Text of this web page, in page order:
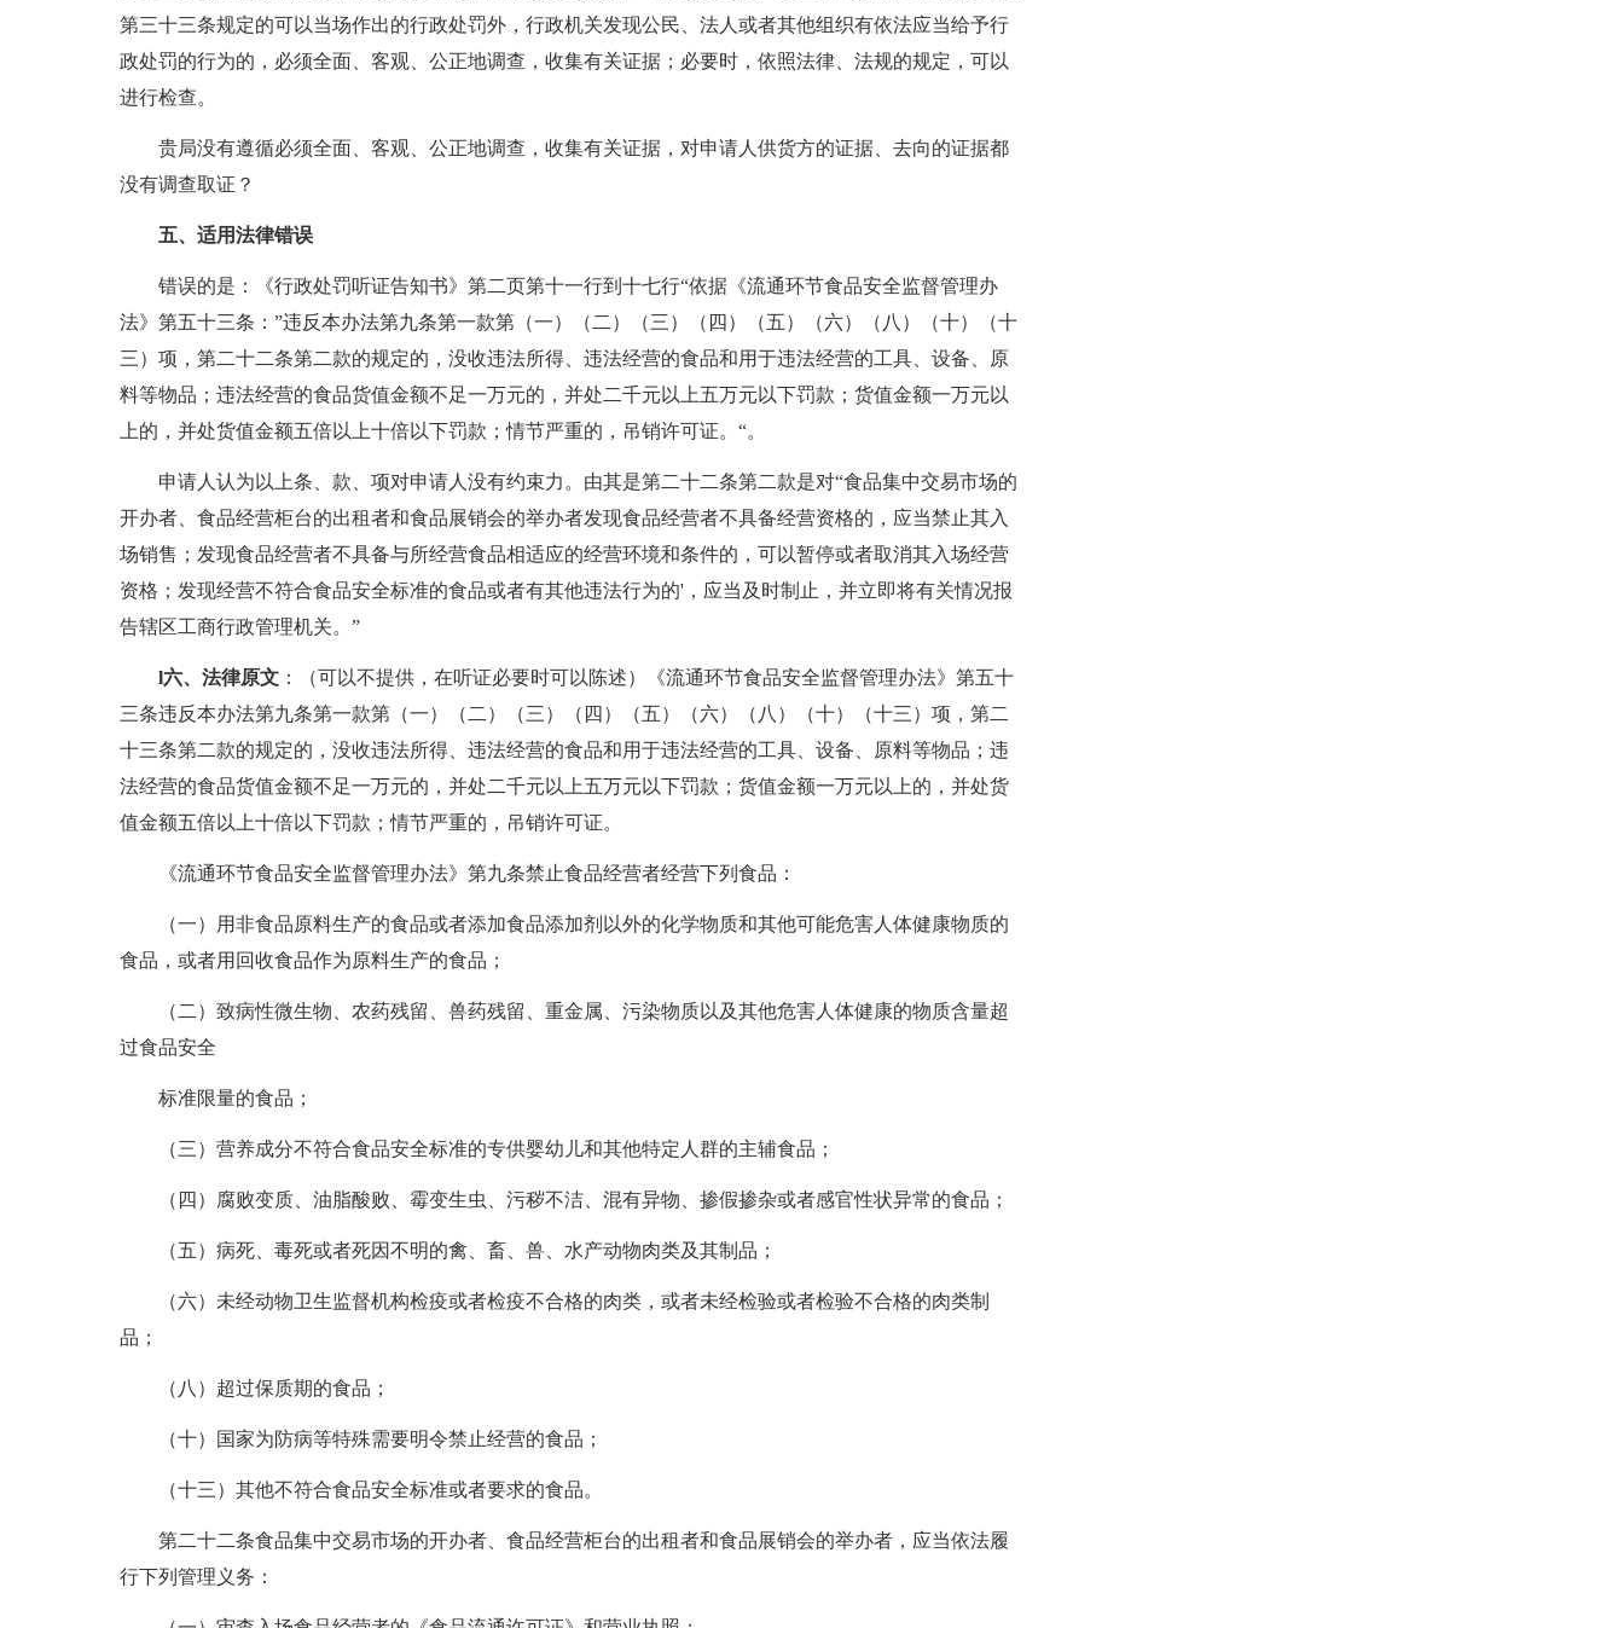
第三十三条规定的可以当场作出的行政处罚外，行政机关发现公民、法人或者其他组织有依法应当给予行
政处罚的行为的，必须全面、客观、公正地调查，收集有关证据；必要时，依照法律、法规的规定，可以
进行检查。
贵局没有遵循必须全面、客观、公正地调查，收集有关证据，对申请人供货方的证据、去向的证据都
没有调查取证？
五、适用法律错误
错误的是：《行政处罚听证告知书》第二页第十一行到十七行“依据《流通环节食品安全监督管理办
法》第五十三条：”违反本办法第九条第一款第（一）（二）（三）（四）（五）（六）（八）（十）（十
三）项，第二十二条第二款的规定的，没收违法所得、违法经营的食品和用于违法经营的工具、设备、原
料等物品；违法经营的食品货值金额不足一万元的，并处二千元以上五万元以下罚款；货值金额一万元以
上的，并处货值金额五倍以上十倍以下罚款；情节严重的，吊销许可证。“。
申请人认为以上条、款、项对申请人没有约束力。由其是第二十二条第二款是对“食品集中交易市场的
开办者、食品经营柜台的出租者和食品展销会的举办者发现食品经营者不具备经营资格的，应当禁止其入
场销售；发现食品经营者不具备与所经营食品相适应的经营环境和条件的，可以暂停或者取消其入场经营
资格；发现经营不符合食品安全标准的食品或者有其他违法行为的'，应当及时制止，并立即将有关情况报
告辖区工商行政管理机关。”
l六、法律原文：（可以不提供，在听证必要时可以陈述）《流通环节食品安全监督管理办法》第五十
三条违反本办法第九条第一款第（一）（二）（三）（四）（五）（六）（八）（十）（十三）项，第二
十三条第二款的规定的，没收违法所得、违法经营的食品和用于违法经营的工具、设备、原料等物品；违
法经营的食品货值金额不足一万元的，并处二千元以上五万元以下罚款；货值金额一万元以上的，并处货
值金额五倍以上十倍以下罚款；情节严重的，吊销许可证。
《流通环节食品安全监督管理办法》第九条禁止食品经营者经营下列食品：
（一）用非食品原料生产的食品或者添加食品添加剂以外的化学物质和其他可能危害人体健康物质的
食品，或者用回收食品作为原料生产的食品；
（二）致病性微生物、农药残留、兽药残留、重金属、污染物质以及其他危害人体健康的物质含量超
过食品安全
标准限量的食品；
（三）营养成分不符合食品安全标准的专供婴幼儿和其他特定人群的主辅食品；
（四）腐败变质、油脂酸败、霉变生虫、污秽不洁、混有异物、掺假掺杂或者感官性状异常的食品；
（五）病死、毒死或者死因不明的禽、畜、兽、水产动物肉类及其制品；
（六）未经动物卫生监督机构检疫或者检疫不合格的肉类，或者未经检验或者检验不合格的肉类制
品；
（八）超过保质期的食品；
（十）国家为防病等特殊需要明令禁止经营的食品；
（十三）其他不符合食品安全标准或者要求的食品。
第二十二条食品集中交易市场的开办者、食品经营柜台的出租者和食品展销会的举办者，应当依法履
行下列管理义务：